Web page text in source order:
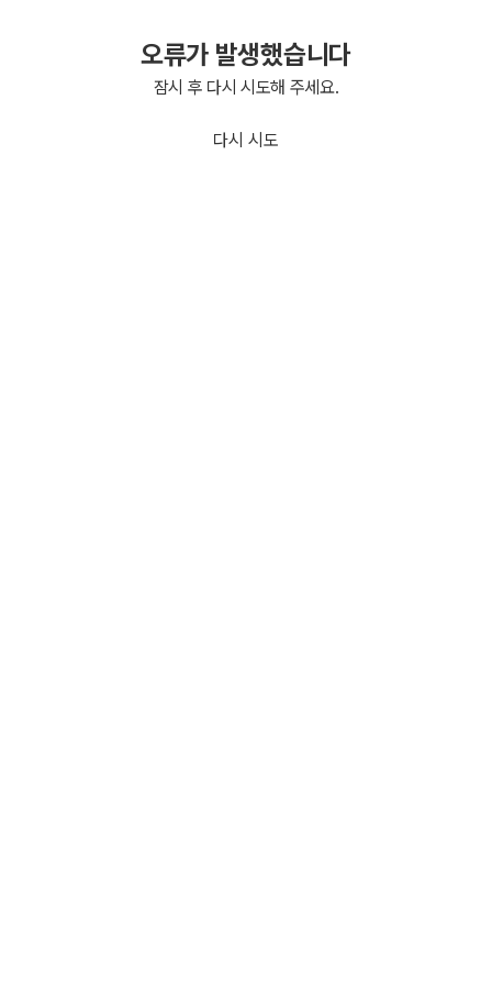
오류가 발생했습니다
잠시 후 다시 시도해 주세요.
다시 시도